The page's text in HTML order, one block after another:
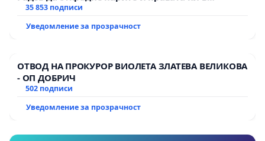
тъмното
35 853 подписи
Уведомление за прозрачност
ОТВОД НА ПРОКУРОР ВИОЛЕТА ЗЛАТЕВА ВЕЛИКОВА
- ОП ДОБРИЧ
502 подписи
Уведомление за прозрачност